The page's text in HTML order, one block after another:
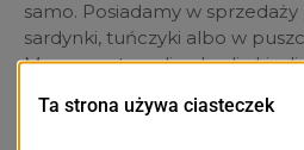
samo. Posiadamy w
sardynki, tuńczyki albo w
Mamy pasty z oliwek, oliwki,
Portugalii, które są u nas